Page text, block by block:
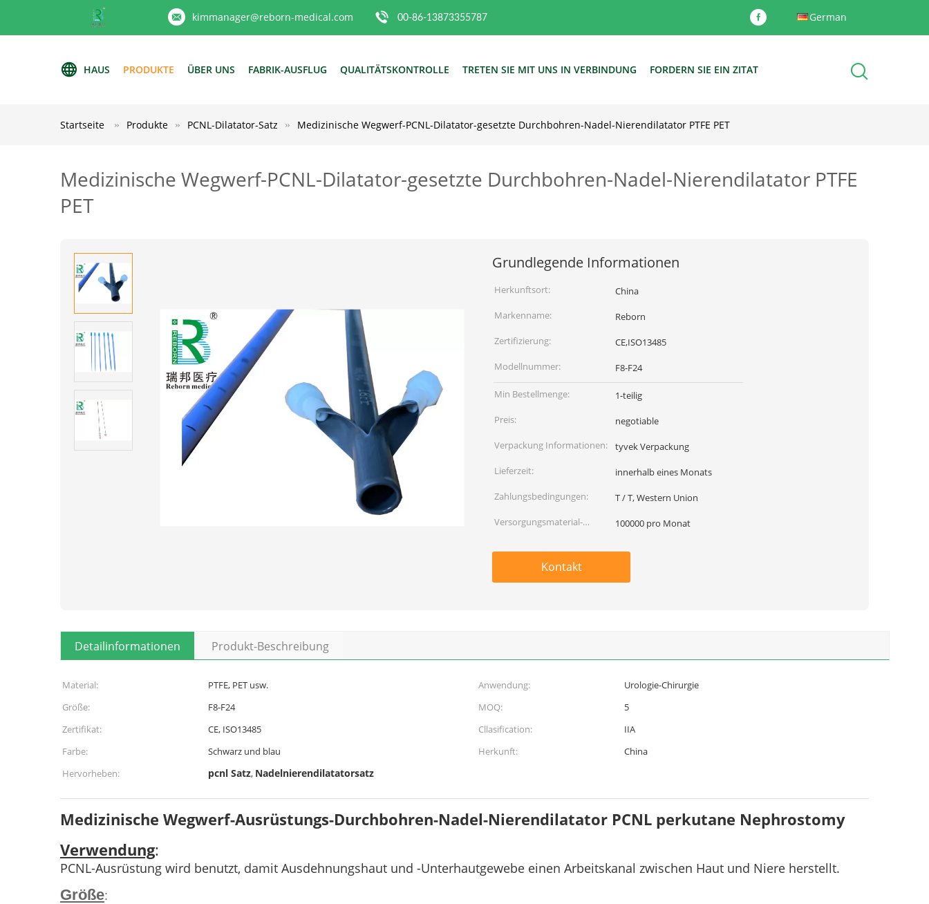
kimmanager@reborn-medical.com 00-86-13873355787 German
HAUS PRODUKTE ÜBER UNS FABRIK-AUSFLUG QUALITÄTSKONTROLLE TRETEN SIE MIT UNS IN VERBINDUNG FORDERN SIE EIN ZITAT
Startseite Produkte PCNL-Dilatator-Satz Medizinische Wegwerf-PCNL-Dilatator-gesetzte Durchbohren-Nadel-Nierendilatator PTFE PET
Medizinische Wegwerf-PCNL-Dilatator-gesetzte Durchbohren-Nadel-Nierendilatator PTFE
PET
Grundlegende Informationen
Herkunftsort:
China
Markenname:
Reborn
Zertifizierung:
CE,ISO13485
Modellnummer:
F8-F24
Min Bestellmenge:
1-teilig
Preis:
negotiable
Verpackung Informationen:
tyvek Verpackung
Lieferzeit:
innerhalb eines Monats
Zahlungsbedingungen:
T / T, Western Union
Versorgungsmaterial-
100000 pro Monat
Kontakt
Detailinformationen Produkt-Beschreibung
Material: PTFE, PET usw. Anwendung:
Urologie-Chirurgie
Größe:
F8-F24 MOQ:
5
Zertifikat:
CE, ISO13485 Cllasification:
IIA
Farbe:
Schwarz und blau Herkunft:
China
Hervorheben:
pcnl Satz, Nadelnierendilatatorsatz
Medizinische Wegwerf-Ausrüstungs-Durchbohren-Nadel-Nierendilatator PCNL perkutane Nephrostomy
Verwendung:
PCNL-Ausrüstung wird benutzt, damit Ausdehnungshaut und -Unterhautgewebe einen Arbeitskanal zwischen Haut und Niere herstellt.
Größe: